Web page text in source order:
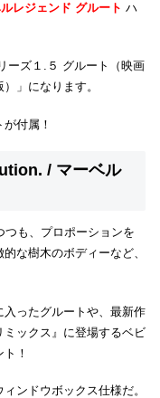
レジェンド グルート ハ
ーズ１.５ グルート（映画
」になります。
付属！
/ マーベル
も、プロポーションを
な樹木のボディーなど、
ったグルートや、最新作
ミックス』に登場するベビ
！
ンドウボックス仕様だ。